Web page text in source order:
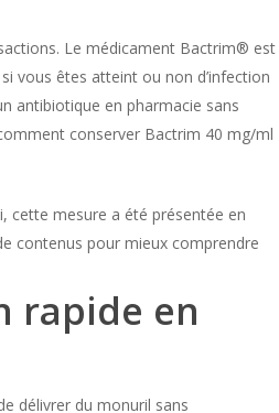
Le médicament Bactrim® est
vous êtes atteint ou non d’infection
antibiotique en pharmacie sans
conserver Bactrim 40 mg/ml
cette mesure a été présentée en
contenus pour mieux comprendre
rapide en
délivrer du monuril sans